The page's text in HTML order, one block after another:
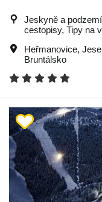
Jeskyně a
cestopisy, Tipy na
Heřmanovice,
Bruntálsko